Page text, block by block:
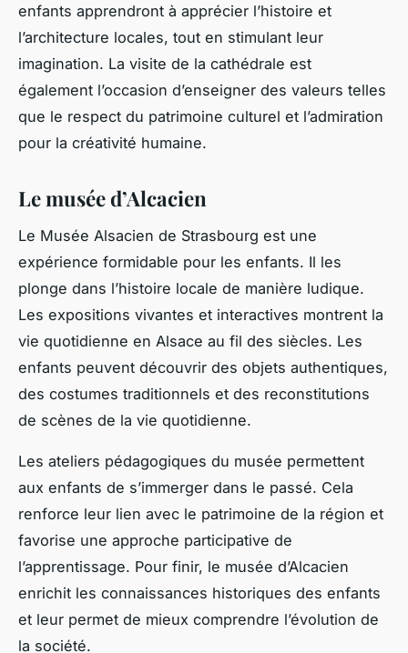
enfants apprendront à apprécier l’histoire et
l’architecture locales, tout en stimulant leur
imagination. La visite de la cathédrale est
également l’occasion d’enseigner des valeurs telles
que le respect du patrimoine culturel et l’admiration
pour la créativité humaine.
Le musée d’Alcacien
Le Musée Alsacien de Strasbourg est une
expérience formidable pour les enfants. Il les
plonge dans l’histoire locale de manière ludique.
Les expositions vivantes et interactives montrent la
vie quotidienne en Alsace au fil des siècles. Les
enfants peuvent découvrir des objets authentiques,
des costumes traditionnels et des reconstitutions
de scènes de la vie quotidienne.
Les ateliers pédagogiques du musée permettent
aux enfants de s’immerger dans le passé. Cela
renforce leur lien avec le patrimoine de la région et
favorise une approche participative de
l’apprentissage. Pour finir, le musée d’Alcacien
enrichit les connaissances historiques des enfants
et leur permet de mieux comprendre l’évolution de
la société.